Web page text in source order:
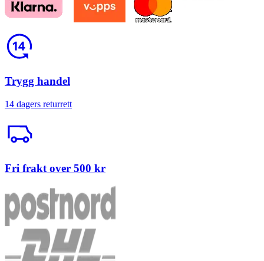
Trygg handel
14 dagers returrett
Fri frakt over 500 kr